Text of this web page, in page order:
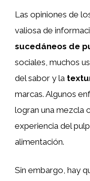
Las opiniones de
valiosa de
sucedáneos de
sociales, muchos
del sabor y la
marcas. Algunos
logran una mezcla
experiencia del
alimentación.
Sin embargo, hay